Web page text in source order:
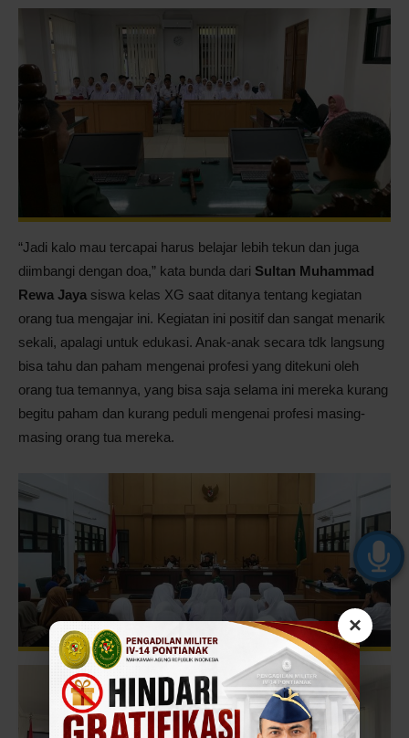
×
“Jadi kalo mau tercapai harus belajar lebih tekun dan juga
diimbangi dengan doa,” kata bunda dari Sultan Muhammad
Rewa Jaya siswa kelas XG saat ditanya tentang kegiatan
orang tua mengajar ini. Kegiatan ini positif dan sangat menarik
sekali, apalagi untuk edukasi. Anak-anak secara tdk langsung
bisa tahu dan paham mengenai profesi yang ditekuni oleh
orang tua temannya, yang bisa saja selama ini mereka kurang
begitu paham dan kurang peduli mengenai profesi masing-
masing orang tua mereka.